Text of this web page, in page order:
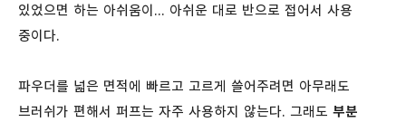
있었으면 하는 아쉬움이... 아쉬운 대로 반으로 접어서 사용
중이다.
파우더를 넓은 면적에 빠르고 고르게 쓸어주려면 아무래도
브러쉬가 편해서 퍼프는 자주 사용하지 않는다. 그래도 부분